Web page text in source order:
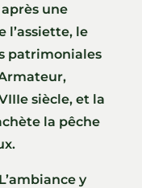
une
l’assiette, le
patrimoniales
siècle, et la
la pêche
y